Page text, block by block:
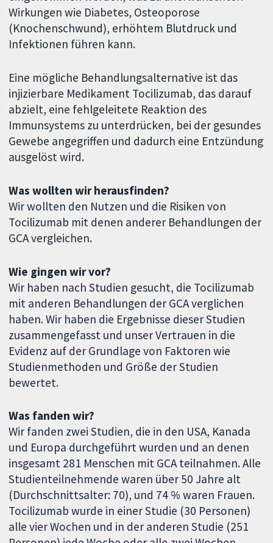
Wirkungen wie Diabetes, Osteoporose
(Knochenschwund), erhöhtem Blutdruck und
Infektionen führen kann.
Eine mögliche Behandlungsalternative ist das
injizierbare Medikament Tocilizumab, das darauf
abzielt, eine fehlgeleitete Reaktion des
Immunsystems zu unterdrücken, bei der gesundes
Gewebe angegriffen und dadurch eine Entzündung
ausgelöst wird.
Was wollten wir herausfinden?
Wir wollten den Nutzen und die Risiken von
Tocilizumab mit denen anderer Behandlungen der
GCA vergleichen.
Wie gingen wir vor?
Wir haben nach Studien gesucht, die Tocilizumab
mit anderen Behandlungen der GCA verglichen
haben. Wir haben die Ergebnisse dieser Studien
zusammengefasst und unser Vertrauen in die
Evidenz auf der Grundlage von Faktoren wie
Studienmethoden und Größe der Studien
bewertet.
Was fanden wir?
Wir fanden zwei Studien, die in den USA, Kanada
und Europa durchgeführt wurden und an denen
insgesamt 281 Menschen mit GCA teilnahmen. Alle
Studienteilnehmende waren über 50 Jahre alt
(Durchschnittsalter: 70), und 74 % waren Frauen.
Tocilizumab wurde in einer Studie (30 Personen)
alle vier Wochen und in der anderen Studie (251